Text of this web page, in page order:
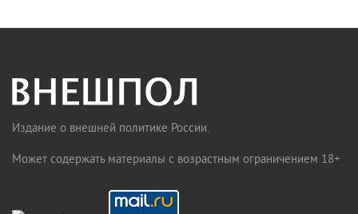
Издание о внешней политике России.
Может содержать материалы с возрастным ограничением 18+